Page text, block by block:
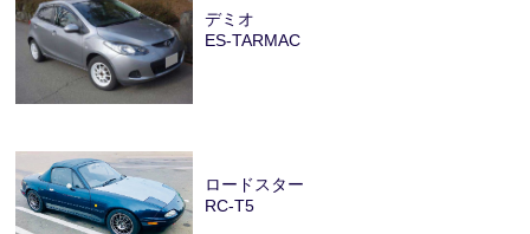
デミオ
ES-TARMAC
ロードスター
RC-T5